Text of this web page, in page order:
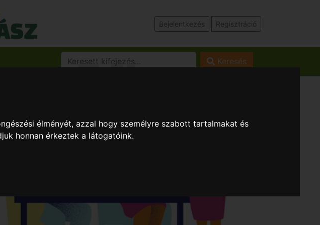
élményét, azzal hogy személyre szabott tartalmakat és
honnan érkeztek a látogatóink.
Bejelentkezés Regisztráció
Keresés